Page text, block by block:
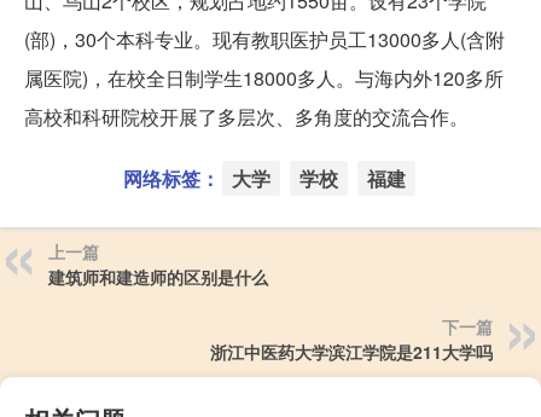
(部)，30个本科专业。现有教职医护员工13000多人(含附
属医院)，在校全日制学生18000多人。与海内外120多所
高校和科研院校开展了多层次、多角度的交流合作。
网络标签： 大学 学校 福建
上一篇
建筑师和建造师的区别是什么
下一篇
浙江中医药大学滨江学院是211大学吗